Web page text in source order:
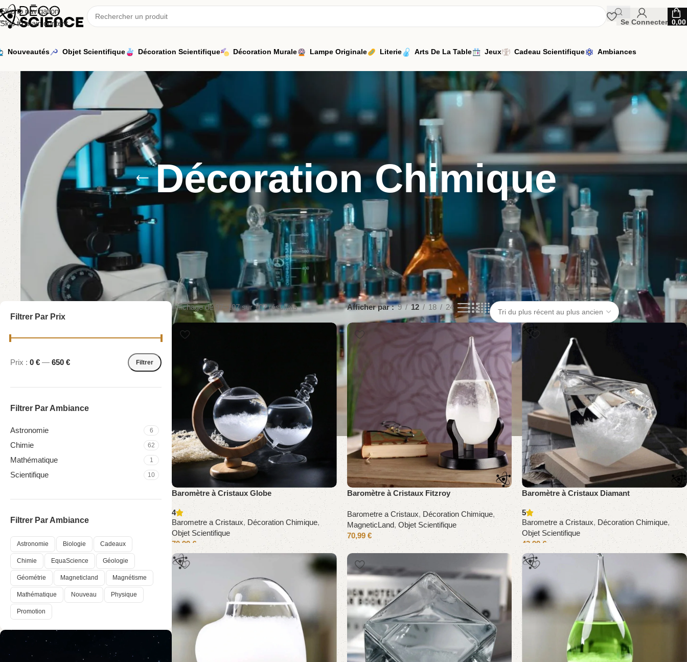
Skip to navigation
Skip to main content
Se Connecter
Nouveautés Objet Scientifique Décoration Scientifique Décoration Murale Lampe Originale Literie Arts De La Table Jeux Cadeau Scientifique Ambiances
Décoration Chimique
Filtrer Par Prix
Filtrer
Prix : 0 € — 650 €
Filtrer Par Ambiance
Astronomie 6
Chimie 62
Mathématique 1
Scientifique 10
Filtrer Par Ambiance
Astronomie Biologie Cadeaux
Chimie EquaScience Géologie
Géométrie Magneticland Magnétisme
Mathématique Nouveau Physique
Promotion
Affichage de 97–107 sur 107 résultats Afficher par 9 12 18 24
Baromètre à Cristaux Globe
4
Barometre a Cristaux,Décoration Chimique,
Objet Scientifique
70,99 €
Baromètre à Cristaux Fitzroy
Barometre a Cristaux, Décoration Chimique,
MagneticLand,Objet Scientifique
70,99€
Baromètre à Cristaux Diamant
5
Barometre a Cristaux, Décoration Chimique,
Objet Scientifique
43,99€